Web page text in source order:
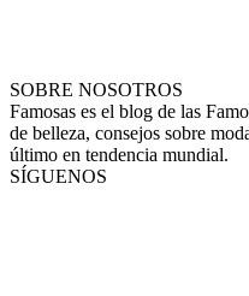
SOBRE NOSOTROS
Famosas es el blog de las
de belleza, consejos sobre
último en tendencia mundial.
SÍGUENOS